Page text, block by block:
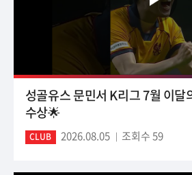
성골유스 문민서 K리그 7월 이달
수상🌟
CLUB 2026.08.05 조회수 59